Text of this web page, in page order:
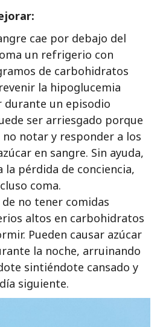
cae por debajo del
un refrigerio con
de carbohidratos
la hipoglucemia
durante un episodio
ser arriesgado porque
notar y responder a los
en sangre. Sin ayuda,
la pérdida de conciencia,
coma.
no tener comidas
altos en carbohidratos
Pueden causar azúcar
la noche, arruinando
sintiéndote cansado y
siguiente.